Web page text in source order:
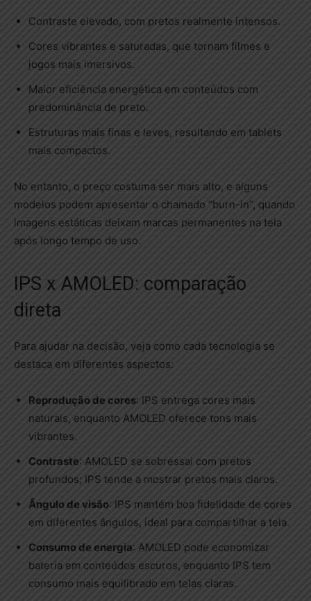
Contraste elevado, com pretos realmente intensos.
Cores vibrantes e saturadas, que tornam filmes e
jogos mais imersivos.
Maior eficiência energética em conteúdos com
predominância de preto.
Estruturas mais finas e leves, resultando em tablets
mais compactos.
No entanto, o preço costuma ser mais alto, e alguns
modelos podem apresentar o chamado “burn-in”, quando
imagens estáticas deixam marcas permanentes na tela
após longo tempo de uso.
IPS x AMOLED: comparação
direta
Para ajudar na decisão, veja como cada tecnologia se
destaca em diferentes aspectos:
Reprodução de cores: IPS entrega cores mais
naturais, enquanto AMOLED oferece tons mais
vibrantes.
Contraste: AMOLED se sobressai com pretos
profundos; IPS tende a mostrar pretos mais claros.
Ângulo de visão: IPS mantém boa fidelidade de cores
em diferentes ângulos, ideal para compartilhar a tela.
Consumo de energia: AMOLED pode economizar
bateria em conteúdos escuros, enquanto IPS tem
consumo mais equilibrado em telas claras.